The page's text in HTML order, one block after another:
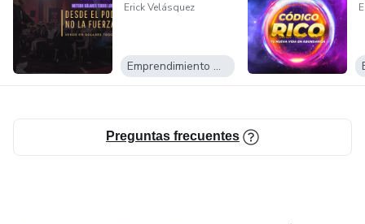
Erick Velásquez
Emprendimiento Digital
Preguntas frecuentes